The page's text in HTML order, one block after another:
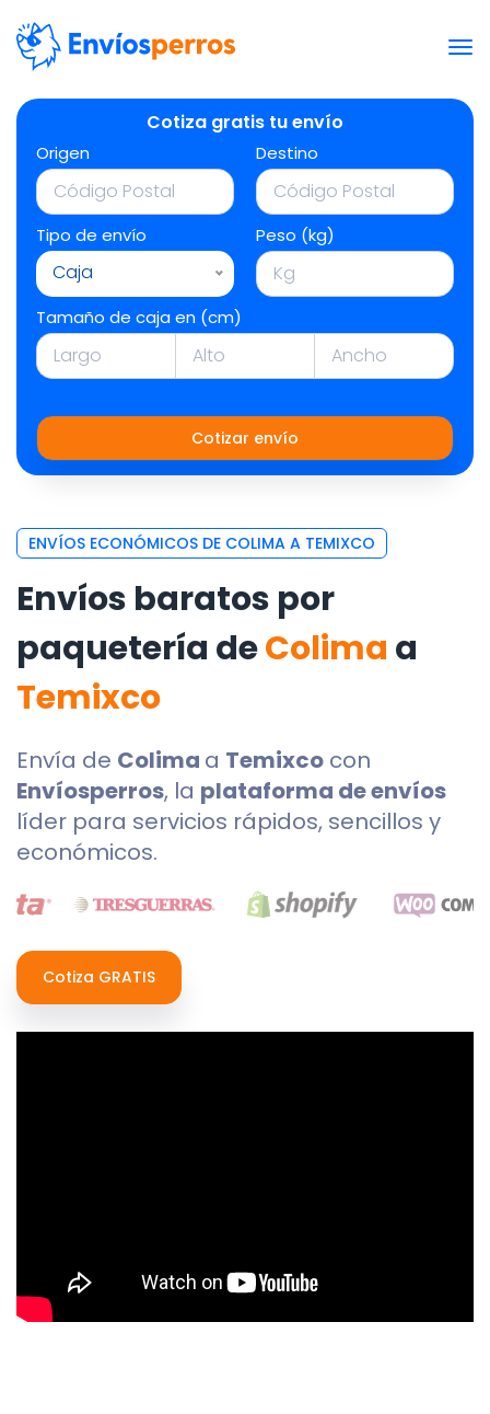
Cotiza gratis tu envío
Origen Destino
Tipo de envío
Caja
Peso (kg)
Tamaño de caja en (cm)
Cotizar envío
ENVÍOS ECONÓMICOS DE COLIMA A TEMIXCO
Envíos baratos por
paquetería deColima a
Temixco
Envía de Colima a Temixco con
Envíosperros, la plataforma de envíos
líder para servicios rápidos, sencillos y
económicos.
Cotiza GRATIS